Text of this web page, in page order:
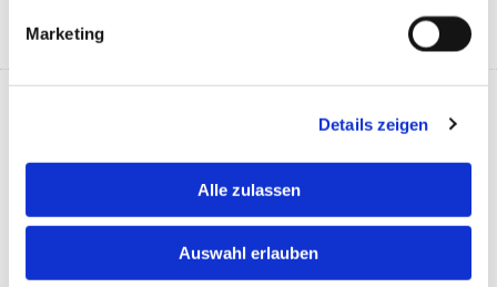
Marketing
Details zeigen
Alle zulassen
Auswahl erlauben
Treppenanlagen
Wasser im Garten
Pflanzenflächenpflege